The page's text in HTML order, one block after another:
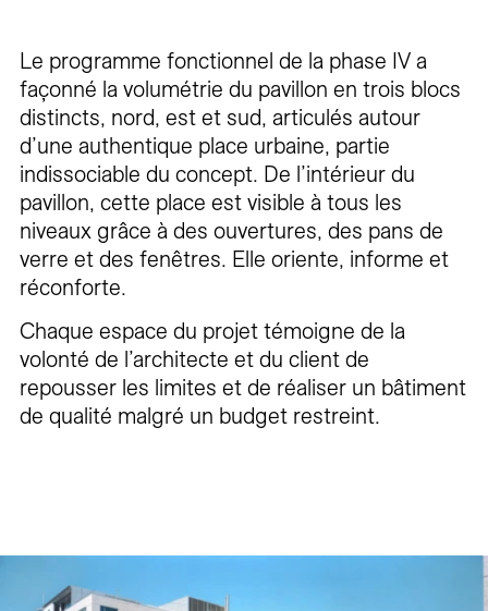
Le programme fonctionnel de la phase IV a
façonné la volumétrie du pavillon en trois blocs
distincts, nord, est et sud, articulés autour
d’une authentique place urbaine, partie
indissociable du concept. De l’intérieur du
pavillon, cette place est visible à tous les
niveaux grâce à des ouvertures, des pans de
verre et des fenêtres. Elle oriente, informe et
réconforte.
Chaque espace du projet témoigne de la
volonté de l’architecte et du client de
repousser les limites et de réaliser un bâtiment
de qualité malgré un budget restreint.